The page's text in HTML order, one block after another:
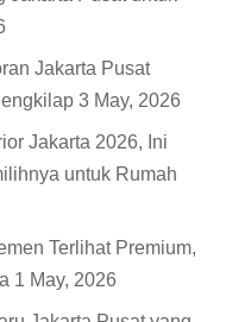
Jakarta Pusat
3 May, 2026
Jakarta 2026, Ini
untuk Rumah
Terlihat Premium,
1 May, 2026